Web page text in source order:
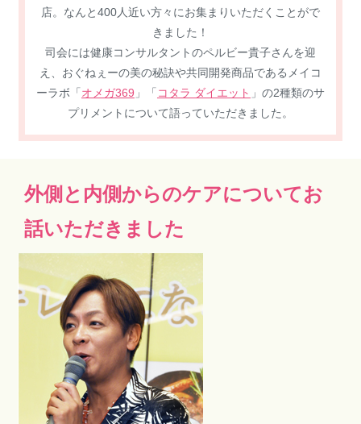
店。なんと400人近い方々にお集まりいただくことがで
きました！
司会には健康コンサルタントのペルビー貴子さんを迎
え、おぐねぇーの美の秘訣や共同開発商品であるメイコ
ーラボ「 オメガ369 」「 コタラ ダイエット 」の2種類のサ
プリメントについて語っていただきました。
外側と内側からのケアについてお
話いただきました